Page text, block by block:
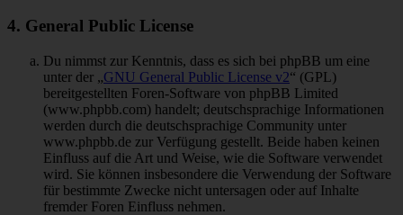
4. General Public License
Du nimmst zur Kenntnis, dass es sich bei phpBB um eine
unter der „GNU General Public License v2“ (GPL)
bereitgestellten Foren-Software von phpBB Limited
(www.phpbb.com) handelt; deutschsprachige Informationen
werden durch die deutschsprachige Community unter
www.phpbb.de zur Verfügung gestellt. Beide haben keinen
Einfluss auf die Art und Weise, wie die Software verwendet
wird. Sie können insbesondere die Verwendung der Software
für bestimmte Zwecke nicht untersagen oder auf Inhalte
fremder Foren Einfluss nehmen.